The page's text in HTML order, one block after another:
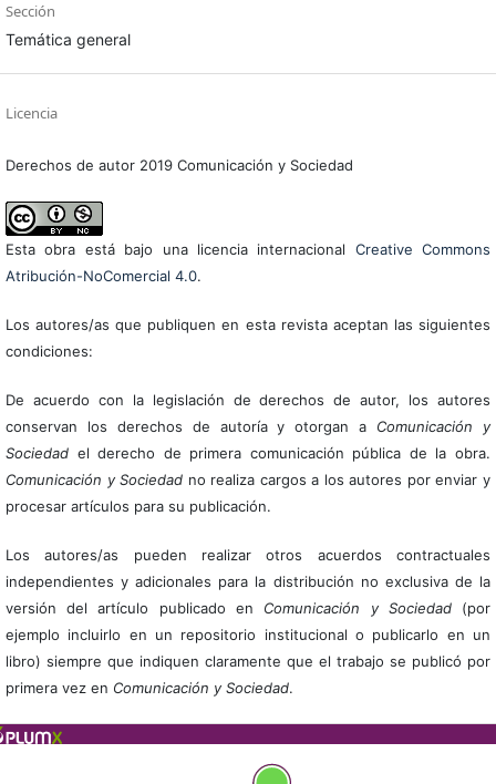
Sección
Temática general
Licencia
Derechos de autor 2019 Comunicación y Sociedad
Esta obra está bajo una licencia internacional Creative Commons
Atribución-NoComercial 4.0.
Los autores/as que publiquen en esta revista aceptan las siguientes
condiciones:
De acuerdo con la legislación de derechos de autor, los autores
conservan los derechos de autoría y otorgan a Comunicación y
Sociedadel derecho de primera comunicación pública de la obra.
Comunicación y Sociedad no realiza cargos a los autores por enviar y
procesar artículos para su publicación.
Los autores/as pueden realizar otros acuerdos contractuales
independientes y adicionales para la distribución no exclusiva de la
versión del artículo publicado en Comunicación y Sociedad(por
ejemplo incluirlo en un repositorio institucional o publicarlo en un
libro) siempre que indiquen claramente que el trabajo se publicó por
primera vez en Comunicación y Sociedad.